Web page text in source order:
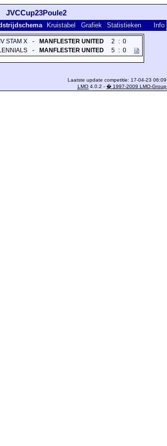
JVCCup23Poule2
Kruistabel Grafiek Statistieken Info
STAM X - MANFLESTER UNITED 2 : 0
- MANFLESTER UNITED 5 : 0
Laatste update competitie: 17-04-23 06:09
LMO 4.0.2 - � 1997-2009 LMO-Group